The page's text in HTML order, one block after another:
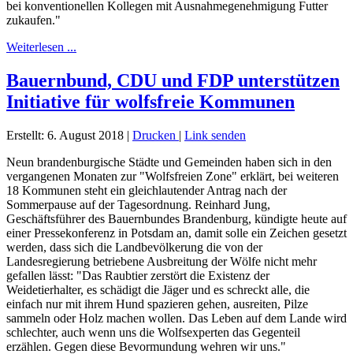
bei konventionellen Kollegen mit Ausnahmegenehmigung Futter
zukaufen."
Weiterlesen ...
Bauernbund, CDU und FDP unterstützen
Initiative für wolfsfreie Kommunen
Erstellt: 6. August 2018 | Drucken | Link senden
Neun brandenburgische Städte und Gemeinden haben sich in den
vergangenen Monaten zur "Wolfsfreien Zone" erklärt, bei weiteren
18 Kommunen steht ein gleichlautender Antrag nach der
Sommerpause auf der Tagesordnung. Reinhard Jung,
Geschäftsführer des Bauernbundes Brandenburg, kündigte heute auf
einer Pressekonferenz in Potsdam an, damit solle ein Zeichen gesetzt
werden, dass sich die Landbevölkerung die von der
Landesregierung betriebene Ausbreitung der Wölfe nicht mehr
gefallen lässt: "Das Raubtier zerstört die Existenz der
Weidetierhalter, es schädigt die Jäger und es schreckt alle, die
einfach nur mit ihrem Hund spazieren gehen, ausreiten, Pilze
sammeln oder Holz machen wollen. Das Leben auf dem Lande wird
schlechter, auch wenn uns die Wolfsexperten das Gegenteil
erzählen. Gegen diese Bevormundung wehren wir uns."